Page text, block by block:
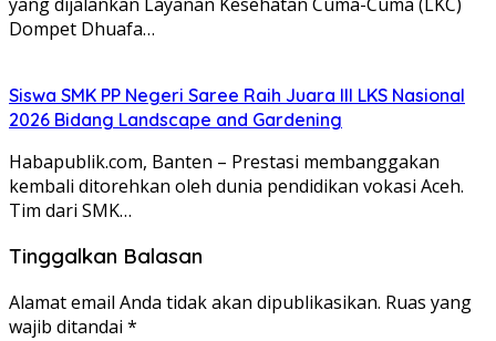
Dompet Dhuafa…
Siswa SMK PP Negeri Saree Raih Juara III LKS Nasional
2026 Bidang Landscape and Gardening
Habapublik.com, Banten – Prestasi membanggakan
kembali ditorehkan oleh dunia pendidikan vokasi Aceh.
Tim dari SMK…
Tinggalkan Balasan
Alamat email Anda tidak akan dipublikasikan. Ruas yang
wajib ditandai *